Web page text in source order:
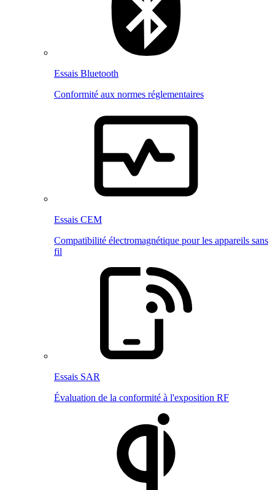
Essais Bluetooth
Conformité aux normes réglementaires
Essais CEM
Compatibilité électromagnétique pour les appareils sans
fil
Essais SAR
Évaluation de la conformité à l'exposition RF